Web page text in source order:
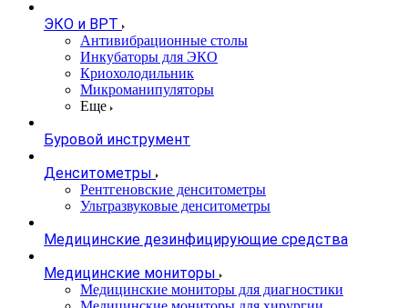
ЭКО и ВРТ
Антивибрационные столы
Инкубаторы для ЭКО
Криохолодильник
Микроманипуляторы
Еще
Буровой инструмент
Денситометры
Рентгеновские денситометры
Ультразвуковые денситометры
Медицинские дезинфицирующие средства
Медицинские мониторы
Медицинские мониторы для диагностики